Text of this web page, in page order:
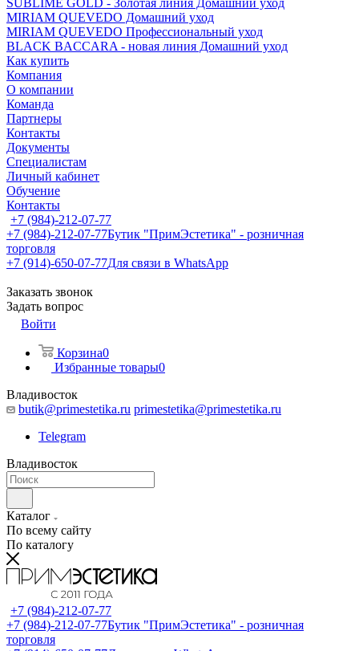
SUBLIME GOLD - Золотая линия Домашний уход
MIRIAM QUEVEDO Домашний уход
MIRIAM QUEVEDO Профессиональный уход
BLACK BACCARA - новая линия Домашний уход
Как купить
Компания
О компании
Команда
Партнеры
Контакты
Документы
Специалистам
Личный кабинет
Обучение
Контакты
+7 (984)-212-07-77
+7 (984)-212-07-77Бутик "ПримЭстетика" - розничная
торговля
+7 (914)-650-07-77Для связи в WhatsApp
Заказать звонок
Задать вопрос
Войти
Корзина0
Избранные товары0
Владивосток
butik@primestetika.ru primestetika@primestetika.ru
Telegram
Владивосток
Каталог
По всему сайту
По каталогу
+7 (984)-212-07-77
+7 (984)-212-07-77Бутик "ПримЭстетика" - розничная
торговля